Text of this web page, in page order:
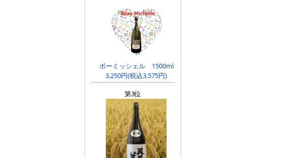
ボーミッシェル 1500ml
3,250円(税込3,575円)
第3位